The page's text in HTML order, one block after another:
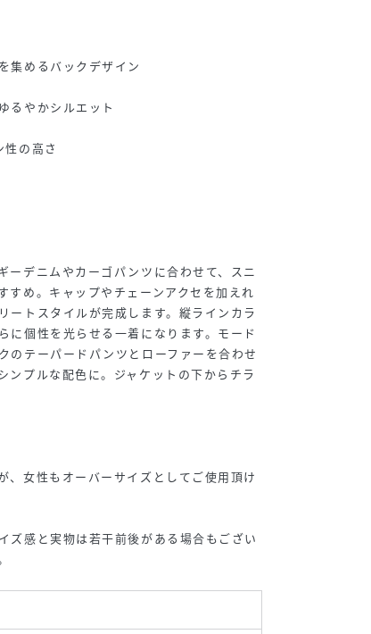
集めるバックデザイン
るやかシルエット
性の高さ
ーデニムやカーゴパンツに合わせて、スニ
すめ。キャップやチェーンアクセを加えれ
ートスタイルが完成します。縦ラインカラ
に個性を光らせる一着になります。モード
のテーパードパンツとローファーを合わせ
ンプルな配色に。ジャケットの下からチラ
、女性もオーバーサイズとしてご使用頂け
ズ感と実物は若干前後がある場合もござい